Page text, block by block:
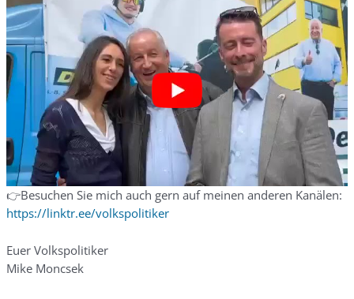
👉Besuchen Sie mich auch gern auf meinen anderen Kanälen:
https://linktr.ee/volkspolitiker
Euer Volkspolitiker
Mike Moncsek